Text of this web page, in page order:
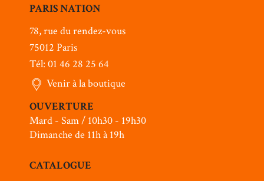
PARIS NATION
78, rue du rendez-vous
75012 Paris
Tél: 01 46 28 25 64
Venir à la boutique
OUVERTURE
Mard - Sam / 10h30 - 19h30
Dimanche de 11h à 19h
CATALOGUE